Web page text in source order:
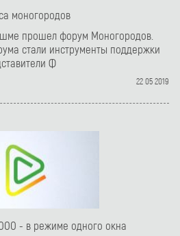
моногородов
прошел форум Моногородов.
стали инструменты поддержки
Ф
22 05 2019
- в режиме одного окна